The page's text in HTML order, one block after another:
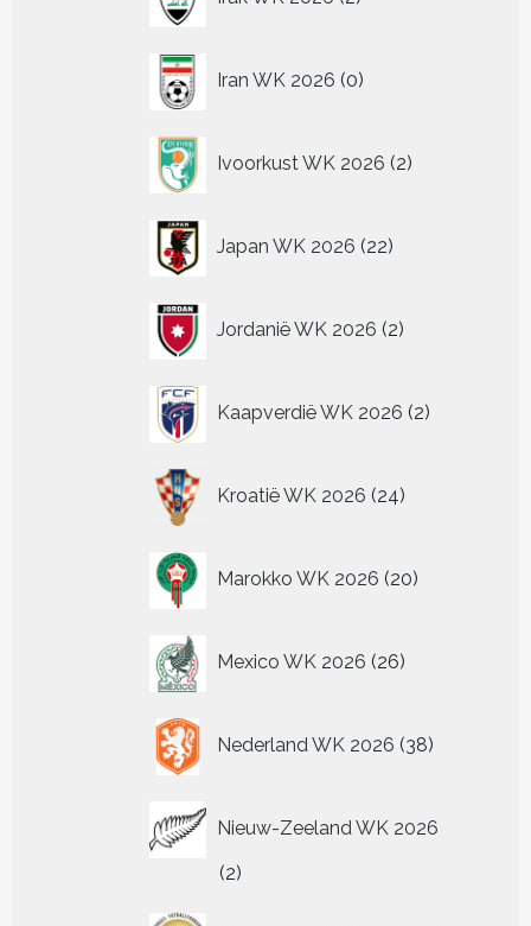
producten
Iran WK 2026 0
producten
Ivoorkust WK 2026 2
producten
Japan WK 2026 22
producten
Jordanië WK 2026 2
producten
Kaapverdië WK 2026 2
producten
Kroatië WK 2026 24
producten
Marokko WK 2026 20
producten
Mexico WK 2026 26
producten
Nederland WK 2026 38
producten
Nieuw-Zeeland WK 2026
22